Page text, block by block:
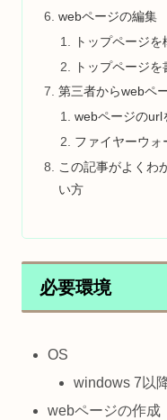
webページの編集
トップページ
トップページを
第三者からwebペ
webページのurl
ファイヤーウォ
この記事がよくわ
い方
必要環境
OS
windows 7以
webページの作成